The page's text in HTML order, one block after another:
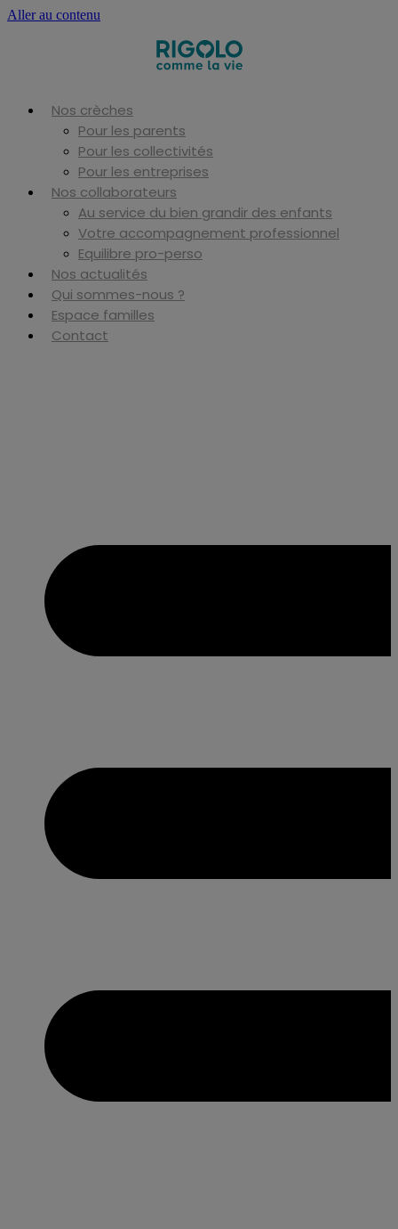
Aller au contenu
Nos crèches
Pour les parents
Pour les collectivités
Pour les entreprises
Nos collaborateurs
Au service du bien grandir des enfants
Votre accompagnement professionnel
Equilibre pro-perso
Nos actualités
Qui sommes-nous ?
Espace familles
Contact